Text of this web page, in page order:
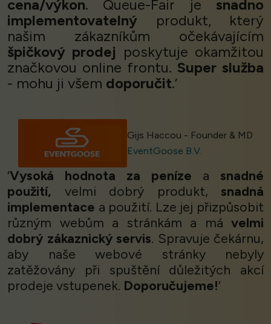
cena/výkon. Queue-Fair je snadno
implementovatelný produkt, který
našim zákazníkům očekávajícím
špičkový prodej poskytuje okamžitou
značkovou online frontu. Super služba
- mohu ji všem doporučit.’
Gijs Haccou - Founder & MD
EventGoose B.V.
‘Vysoká hodnota za peníze a snadné
použití, velmi dobrý produkt, snadná
implementace a použití. Lze jej přizpůsobit
různým webům a stránkám a má velmi
dobrý zákaznický servis. Spravuje čekárnu,
aby naše webové stránky nebyly
zatěžovány při spuštění důležitých akcí
prodeje vstupenek. Doporučujeme!’